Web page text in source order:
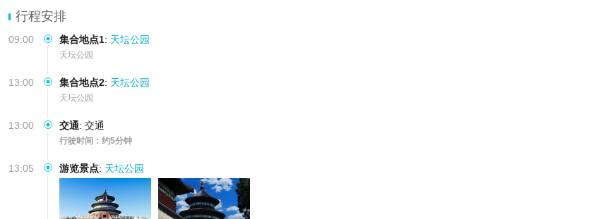
行程安排
09:00 集合地点1: 天坛公园
天坛公园
13:00 集合地点2: 天坛公园
天坛公园
13:00 交通: 交通
行驶时间：约5分钟
13:05 游览景点: 天坛公园